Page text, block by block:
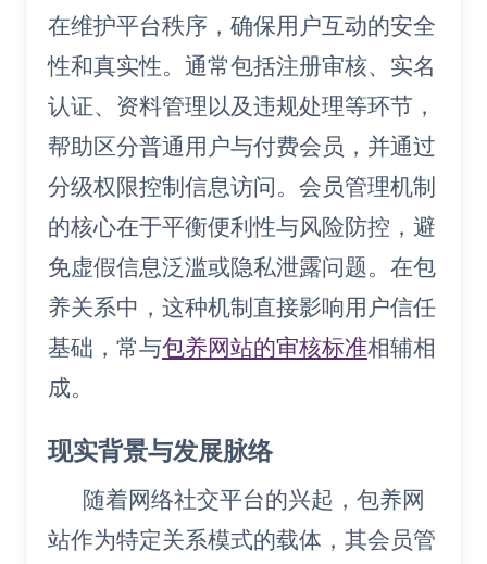
在维护平台秩序，确保用户互动的安全
性和真实性。通常包括注册审核、实名
认证、资料管理以及违规处理等环节，
帮助区分普通用户与付费会员，并通过
分级权限控制信息访问。会员管理机制
的核心在于平衡便利性与风险防控，避
免虚假信息泛滥或隐私泄露问题。在包
养关系中，这种机制直接影响用户信任
基础，常与包养网站的审核标准相辅相
成。
现实背景与发展脉络
随着网络社交平台的兴起，包养网
站作为特定关系模式的载体，其会员管